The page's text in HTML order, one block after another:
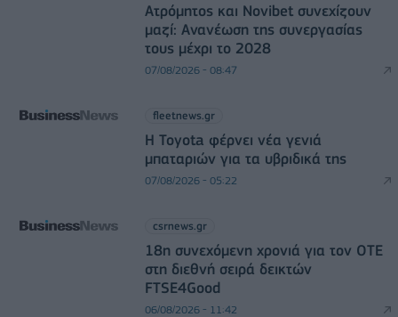
Ατρόμητος και Novibet συνεχίζουν
μαζί: Ανανέωση της συνεργασίας
τους μέχρι το 2028
07/08/2026 - 08:47
fleetnews.gr
Η Toyota φέρνει νέα γενιά
μπαταριών για τα υβριδικά της
07/08/2026 - 05:22
csrnews.gr
18η συνεχόμενη χρονιά για τον ΟΤΕ
στη διεθνή σειρά δεικτών
FTSE4Good
06/08/2026 - 11:42